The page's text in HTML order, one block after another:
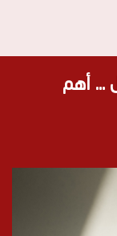
… أهم